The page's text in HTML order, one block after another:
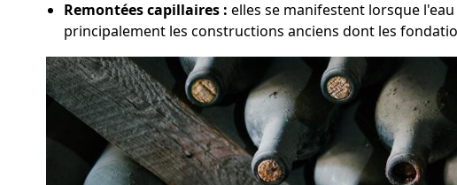
Remontées capillaires : elles se manifestent lorsque
principalement les constructions anciens dont les